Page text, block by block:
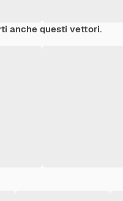
anche questi vettori.